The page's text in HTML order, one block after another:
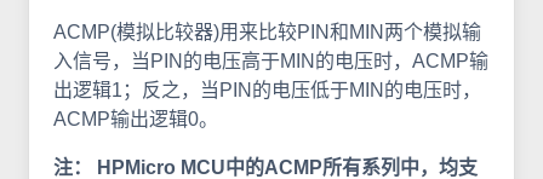
ACMP(模拟比较器)用来比较PIN和MIN两个模拟输
入信号，当PIN的电压高于MIN的电压时，ACMP输
出逻辑1；反之，当PIN的电压低于MIN的电压时，
ACMP输出逻辑0。
注： HPMicro MCU中的ACMP所有系列中，均支